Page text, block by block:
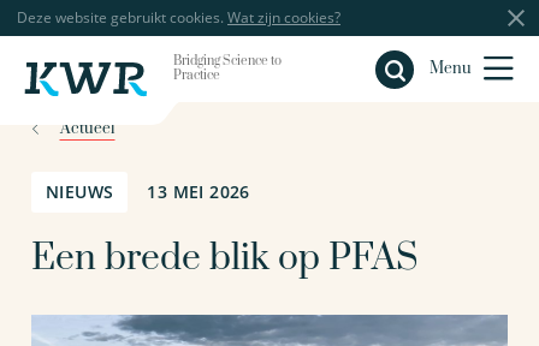
Deze website gebruikt cookies. Wat zijn cookies?
Bridging Science to
Practice
Menu
Sluiten
Actueel
NIEUWS 13 MEI 2026
Een brede blik op PFAS